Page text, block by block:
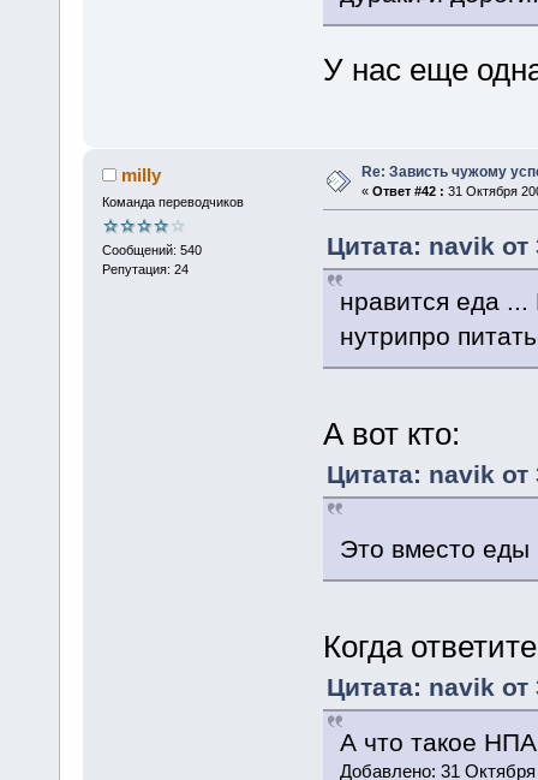
У нас еще
milly
Команда переводчиков
Сообщений: 540
Репутация: 24
Re: Зависть чужому
« Ответ #42 : 31 Октября
Цитата: navik от
нравится еда ...
нутрипро
А вот кто:
Цитата: navik от
Это вместо
Когда
Цитата: navik от
А что такое
Добавлено: 31 Октября